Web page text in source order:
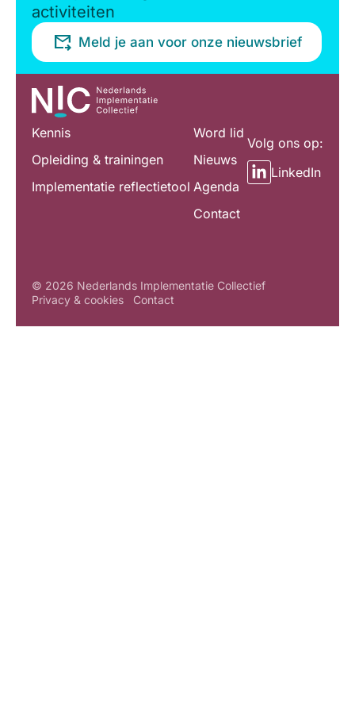
activiteiten
Meld je aan voor onze nieuwsbrief
Kennis
Opleiding & trainingen
Implementatie reflectietool
Word lid
Nieuws
Agenda
Contact
Volg ons op:
LinkedIn
© 2026 Nederlands Implementatie Collectief
Privacy & cookies
Contact